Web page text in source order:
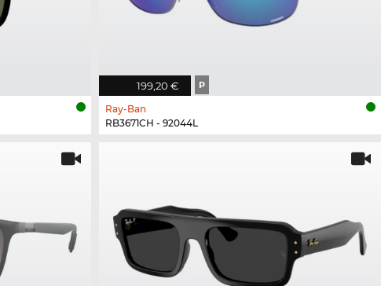
199,20 € P
Ray-Ban
RB3671CH - 92044L